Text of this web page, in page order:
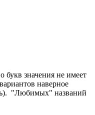
букв значения не имеет
наверное
"Любимых" названий